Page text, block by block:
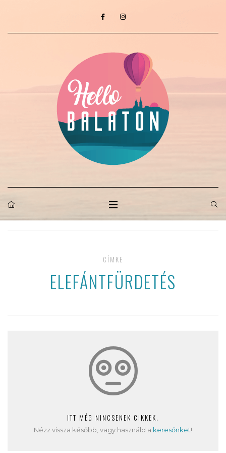
CÍMKE
ELEFÁNTFÜRDETÉS
ITT MÉG NINCSENEK CIKKEK.
Nézz vissza később, vagy használd a keresőnket!